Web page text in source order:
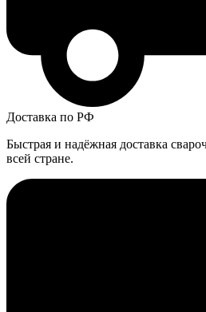
Доставка по РФ
Быстрая и надёжная доставка
всей стране.